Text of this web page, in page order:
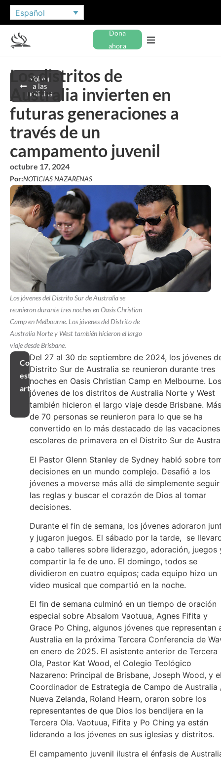
Español
Dona
ahora
Volver
a las
noticias
Los distritos de
Australia invierten en
futuras generaciones a
través de un
campamento juvenil
octubre 17, 2024
Por:NOTICIAS NAZARENAS
Los jóvenes del Distrito Sur de Australia se
reunieron durante tres noches en Oasis Christian
Camp en Melbourne. Los jóvenes del Distrito de
Australia Norte y West también hicieron el largo
viaje desde Brisbane.
Compartir
este
artículo
Del 27 al 30 de septiembre de 2024, los jóvenes
Distrito Sur de Australia se reunieron durante tres
noches en Oasis Christian Camp en Melbourne. Los
jóvenes de los distritos de Australia Norte y West
también hicieron el largo viaje desde Brisbane. Más
de 70 personas se reunieron para lo que se ha
convertido en lo más destacado de las vacaciones
escolares de primavera en el Distrito Sur de
El Pastor Glenn Stanley de Sydney habló sobre
decisiones en un mundo complejo. Desafió a los
jóvenes a moverse más allá de simplemente seguir
las reglas y buscar el corazón de Dios al tomar
decisiones.
Durante el fin de semana, los jóvenes adoraron
y jugaron juegos. El sábado por la tarde, se
a cabo talleres sobre liderazgo, adoración, juegos
compartir la fe de uno. El domingo, todos se
dividieron en cuatro equipos; cada equipo hizo un
video musical que compartió en la noche.
El fin de semana culminó en un tiempo de oración
especial sobre Absalom Vaotuua, Agnes Fifita y
Grace Po Ching, algunos jóvenes que representan
Australia en la próxima Tercera Conferencia de
en enero de 2025. El asistente anterior de Tercera
Ola, Pastor Kat Wood, el Colegio Teológico
Nazareno: Principal de Brisbane, Joseph Wood, y
Coordinador de Estrategia de Campo de Australia
Nueva Zelanda, Roland Hearn, oraron sobre los
representantes de que Dios los bendijera en la
Tercera Ola. Vaotuua, Fifita y Po Ching ya están
liderando a los jóvenes en sus iglesias y distritos.
El campamento juvenil ilustra el énfasis de